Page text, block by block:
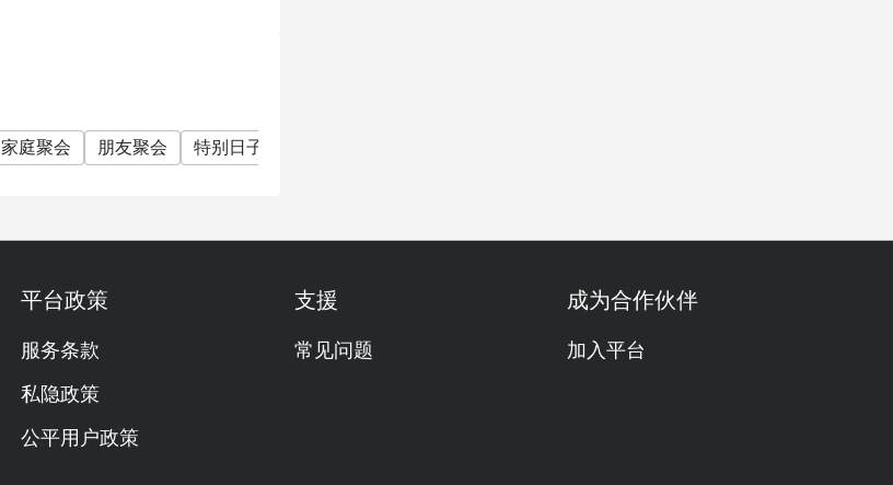
家庭聚会 朋友聚会 特别日子
平台政策
服务条款
私隐政策
公平用户政策
支援
常见问题
成为合作伙伴
加入平台